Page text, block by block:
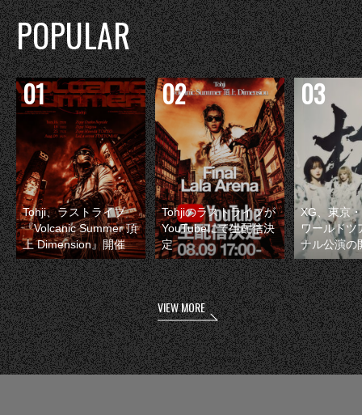
POPULAR
Tohji、ラストライブ
『Volcanic Summer 頂
上 Dimension』開催
Tohjiのラストライブが
YouTubeにて生配信決
定
XG、東京
ワールドツ
ナル公演の
VIEW MORE